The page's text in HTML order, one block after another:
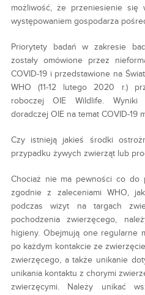
możliwość, że przeniesienie
występowaniem gospodarza
Priorytety badań w zakresie
zostały omówione przez
COVID-19 i przedstawione na
WHO (11-12 lutego 2020 r.)
roboczej OIE Wildlife. Wyniki
doradczej OIE na temat COVID-19
Czy istnieją jakieś środki
przypadku żywych zwierząt lub
Chociaż nie ma pewności co do
zgodnie z zaleceniami WHO,
podczas wizyt na targach
pochodzenia zwierzęcego,
higieny. Obejmują one regularne
po każdym kontakcie ze
zwierzęcego, a także unikanie
unikania kontaktu z chorymi
zwierzęcymi. Należy unikać